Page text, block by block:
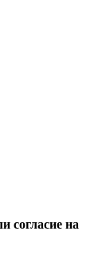
согласие на